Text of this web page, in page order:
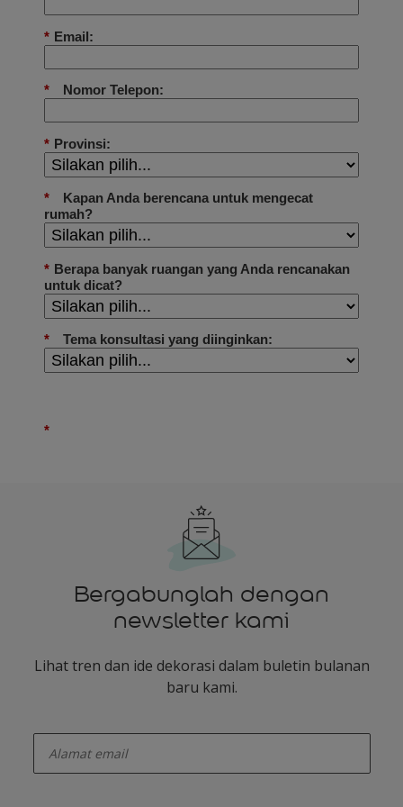
Bergabunglah dengan
newsletter kami
Lihat tren dan ide dekorasi dalam buletin bulanan
baru kami.